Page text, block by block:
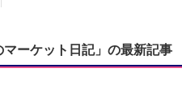
ーケット日記」の最新記事